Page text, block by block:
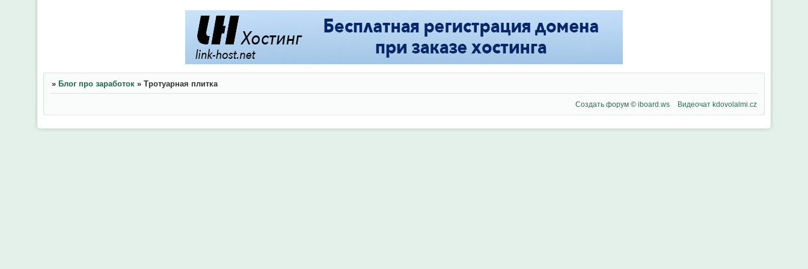
» Блог про заработок » Тротуарная плитка
Создать форум ©iboard.ws Видеочат kdovolalmi.cz